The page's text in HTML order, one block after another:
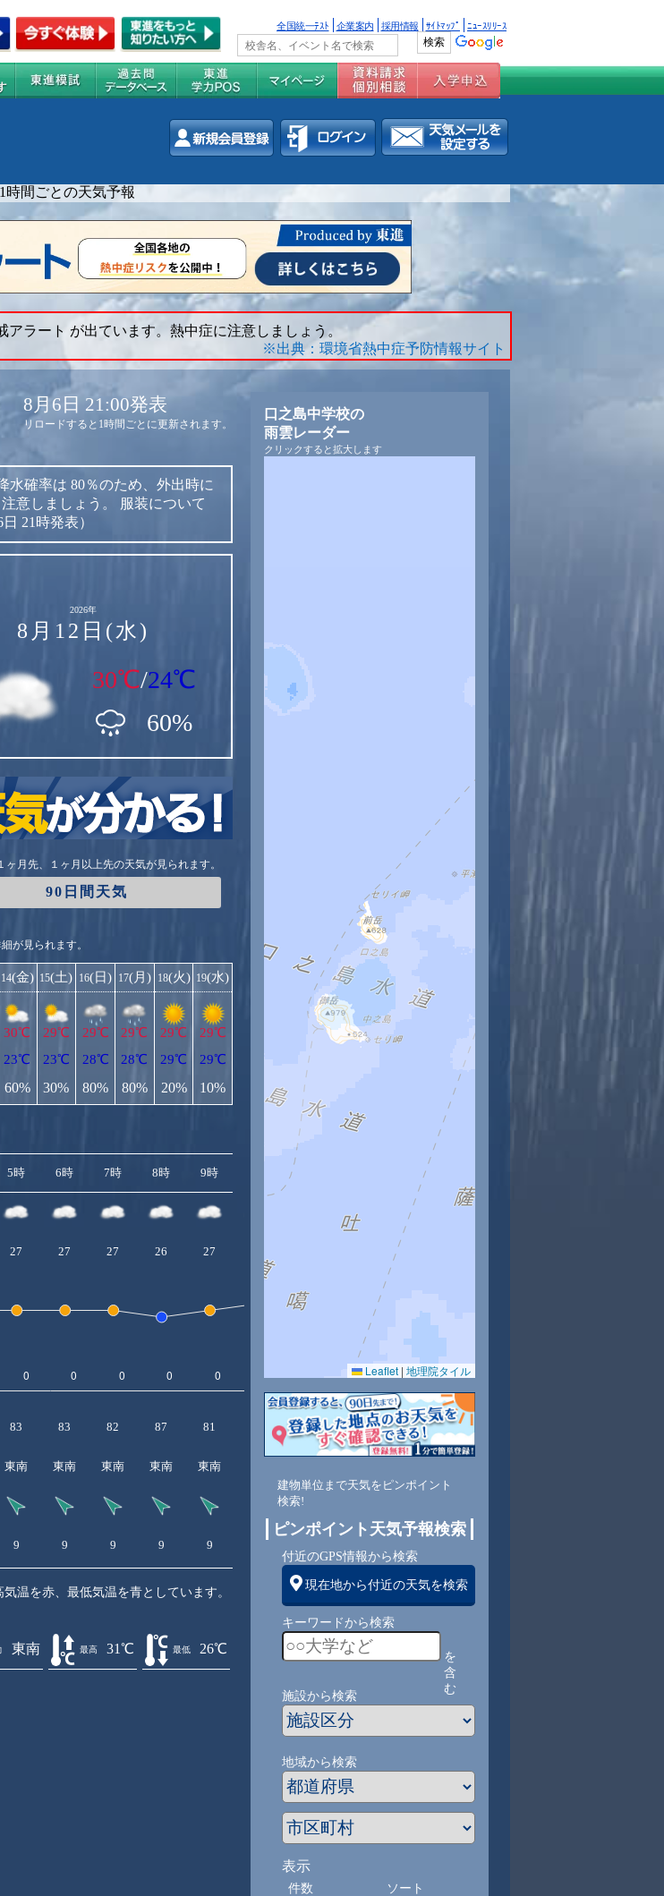
全国統一ﾃｽﾄ 企業案内 採用情報 ｻｲﾄﾏｯﾌﾟ ﾆｭｰｽﾘﾘｰｽ
時間ごとの天気予報
ラート が出ています。熱中症に注意しましょう。
※出典：環境省熱中症予防情報サイト
8月6日 21:00発表
リロードすると1時間ごとに更新されます。
水確率は 80％のため、外出時に
意しましょう。
服装について
日 21時発表）
2026年
8月12日(水)
30℃/24℃
60%
ヶ月先、１ヶ月以上先の天気が見られます。
90日間天気
が見られます。
14(金)
30℃
23℃
60%
15(土)
29℃
23℃
30%
16(日)
29℃
28℃
80%
17(月)
29℃
28℃
80%
18(火)
29℃
29℃
20%
19(水)
29℃
29℃
10%
5時 6時 7時 8時 9時
27 27 27 26 27 31
83 83 82 87 81 73 69 65 75
東南 東南 東南 東南 東南
9 9 9 9 9
温を赤、最低気温を青としています。
東南 最高 31℃ 最低 26℃
口之島中学校の
雨雲レーダー
クリックすると拡大します
Leaflet | 地理院タイル
建物単位まで天気をピンポイント
検索!
ピンポイント天気予報検索
付近のGPS情報から検索
現在地から付近の天気を検索
キーワードから検索
を
含
む
施設から検索
地域から検索
表示
件数 ソート